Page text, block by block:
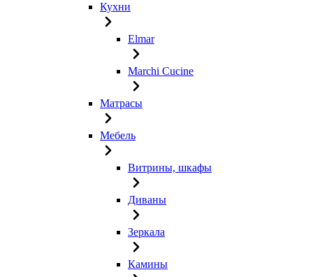
Кухни
Elmar
Marchi Cucine
Матрасы
Мебель
Витрины, шкафы
Диваны
Зеркала
Камины